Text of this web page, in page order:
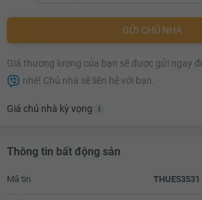
9.2 triệu
GỬI CHỦ NHÀ
Giá thương lượng của bạn sẽ được gửi ngay
nhé! Chủ nhà sẽ liên hệ với bạn.
Giá chủ nhà kỳ vọng
Thông tin bất động sản
Mã tin THUE53531